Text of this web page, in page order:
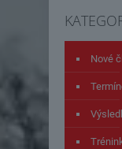
Nové